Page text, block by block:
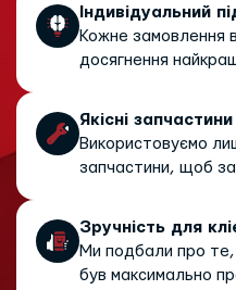
Індивідуальний
Кожне замовлення
досягнення
Якісні запчастини
Використовуємо
запчастини, щоб
Зручність для
Ми подбали про
був максимально